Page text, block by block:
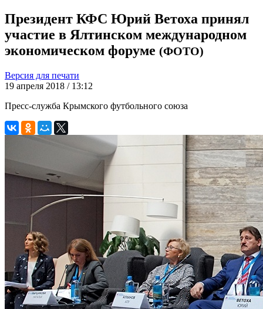
Президент КФС Юрий Ветоха принял
участие в Ялтинском международном
экономическом форуме (ФОТО)
Версия для печати
19 апреля 2018 / 13:12
Пресс-служба Крымского футбольного союза